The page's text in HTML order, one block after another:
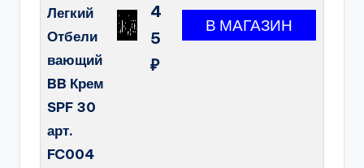
Легкий
Отбели
вающий
BB Крем
SPF 30
арт.
FC004
4
5
₽